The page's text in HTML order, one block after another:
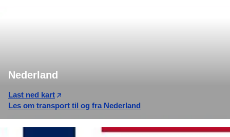
Nederland
Last ned kart
Les om transport til og fra Nederland